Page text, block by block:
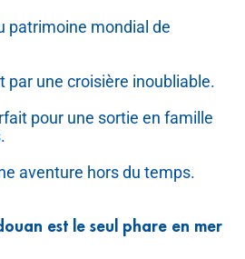
patrimoine mondial de
par une croisière inoubliable.
pour une sortie en famille
aventure hors du temps.
est le seul phare en mer